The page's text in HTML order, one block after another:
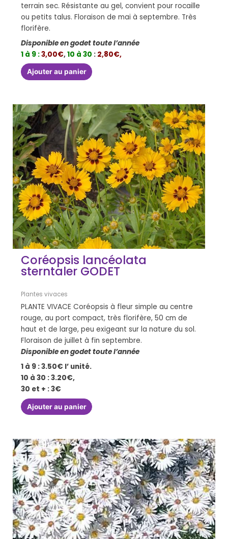
terrain sec. Résistante au gel, convient pour rocaille
ou petits talus. Floraison de mai à septembre. Très
florifère.
Disponible en godet toute l’année
1 à 9 :3,00€,10 à 30 : 2,80€,
Ajouter au panier
Coréopsis lancéolata
sterntaler GODET
Plantes vivaces
PLANTE VIVACE Coréopsis à fleur simple au centre
rouge, au port compact, très florifère, 50 cm de
haut et de large, peu exigeant sur la nature du sol.
Floraison de juillet à fin septembre.
Disponible en godet toute l’année
1 à 9 : 3.50€ l’ unité.
10 à 30 : 3.20€,
30 et + : 3€
Ajouter au panier